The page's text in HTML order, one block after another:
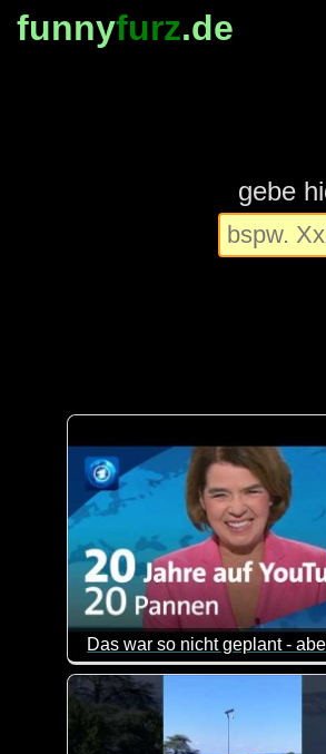
funnyfurz.de
gebe
Das war so nicht geplant -
Seit 20 Jahren ist die